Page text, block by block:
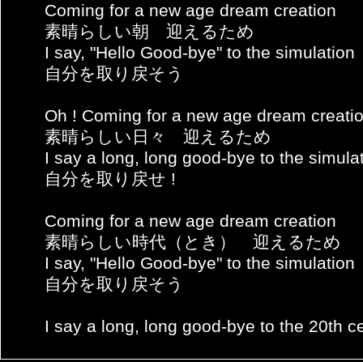
Coming for a new age dream creation
素晴らしい朝 迎えるため
I say, "Hello Good-bye" to the simulation
自分を取り戻そう
Oh ! Coming for a new age dream
素晴らしい日々 迎えるため
I say a long, long good-bye to the
自分を取り戻せ !
Coming for a new age dream creation
素晴らしい時代（とき） 迎えるため
I say, "Hello Good-bye" to the simulation
自分を取り戻そう
I say a long, long good-bye to the 20th